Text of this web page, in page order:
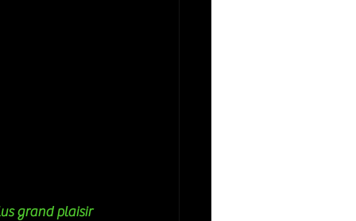
grand plaisir